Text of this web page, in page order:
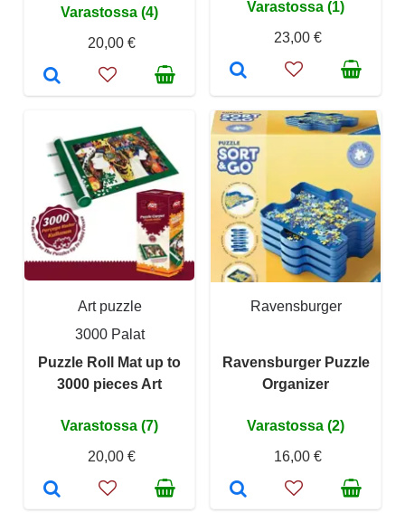
Varastossa (4)
20,00 €
Varastossa (1)
23,00 €
Art puzzle
3000 Palat
Puzzle Roll Mat up to
3000 pieces Art
Varastossa (7)
20,00 €
Ravensburger
Ravensburger Puzzle
Organizer
Varastossa (2)
16,00 €